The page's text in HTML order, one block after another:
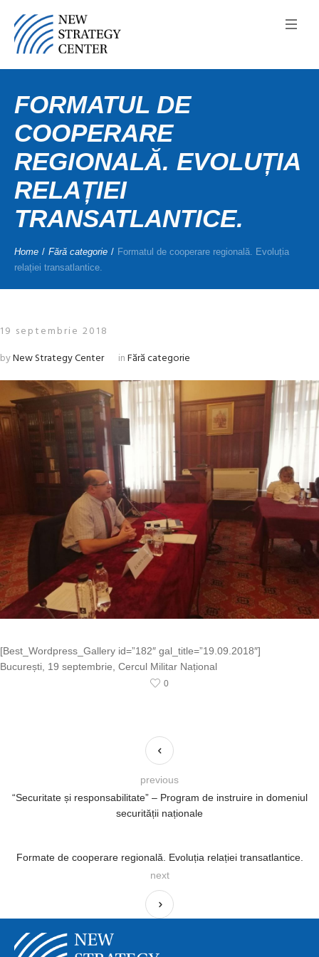
FORMATUL DE
COOPERARE
REGIONALĂ. EVOLUȚIA
RELAȚIEI
TRANSATLANTICE.
Home / Fără categorie / Formatul de cooperare regională. Evoluția
relației transatlantice.
19 septembrie 2018
byNew Strategy Center inFără categorie
[Best_Wordpress_Gallery id=”182″ gal_title=”19.09.2018″]
București, 19 septembrie, Cercul Militar Național
0
“Securitate și responsabilitate” – Program de instruire in domeniul
securității naționale
previous
Formate de cooperare regională. Evoluția relației transatlantice.
next